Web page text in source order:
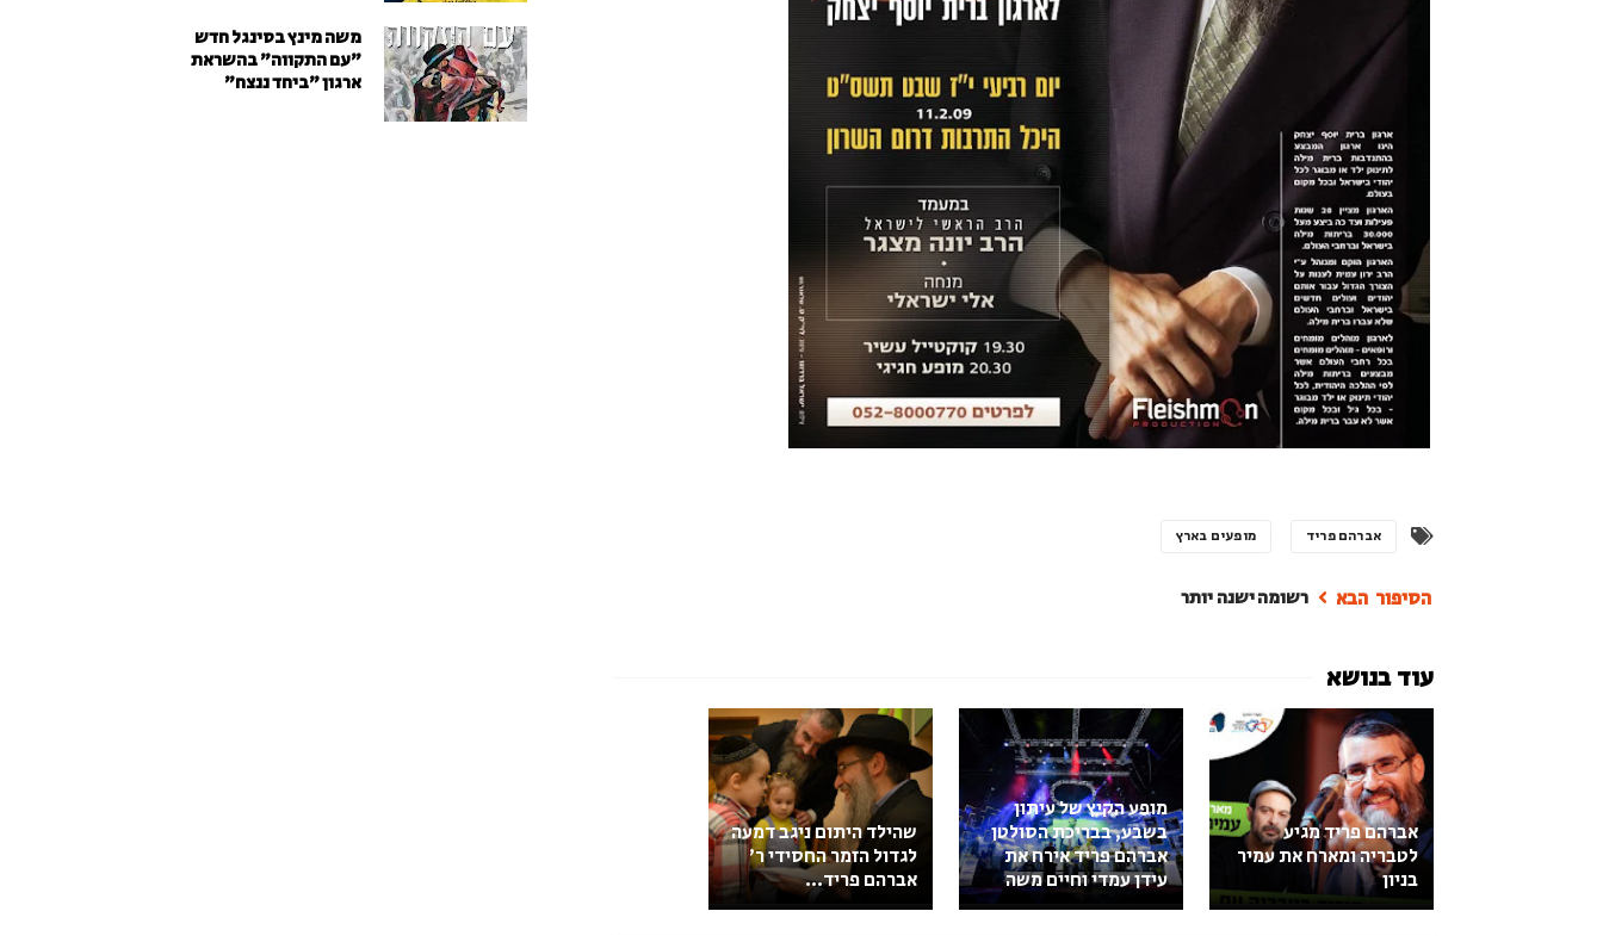
אברהם פריד מופעים בארץ
רשומה ישנה יותר
אברהם פריד מגיע
לטבריה ומארח את עמיר
בניון
מופע הקיץ של עיתון
בשבע, בבריכת הסולטן
אברהם פריד אירח את
עידן עמדי וחיים משה
שהילד היתום ניגב דמעה
לגדול הזמר החסידי ר׳
אברהם פריד...
משה מינץ בסינגל חדש
״עם התקווה״ בהשראת
ארגון "ביחד ננצח"